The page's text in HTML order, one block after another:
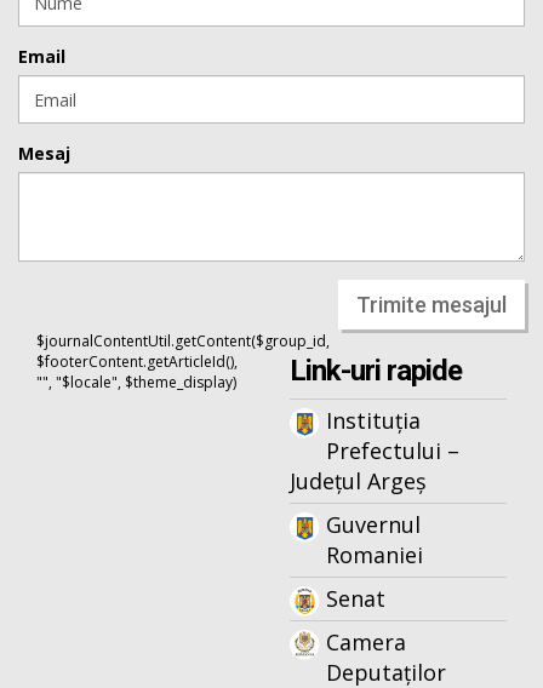
Email
Mesaj
Trimite mesajul
$journalContentUtil.getContent($group_id,
$footerContent.getArticleId(),
"", "$locale", $theme_display)
Link-uri rapide
Instituția
Prefectului –
Județul Argeș
Guvernul
Romaniei
Senat
Camera
Deputaților